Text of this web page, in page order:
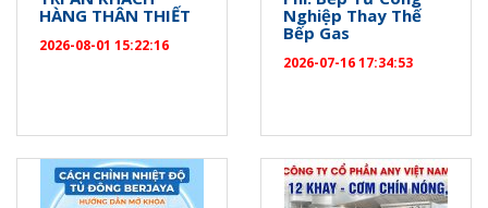
HÀNG THÂN THIẾT
2026-08-01 15:22:16
Nghiệp Thay Thế
Bếp Gas
2026-07-16 17:34:53